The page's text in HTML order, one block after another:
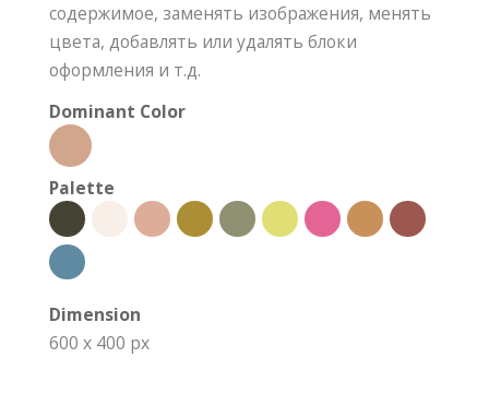
содержимое, заменять изображения, менять
цвета, добавлять или удалять блоки
оформления и т.д.
Dominant Color
Palette
Dimension
600 x 400 px